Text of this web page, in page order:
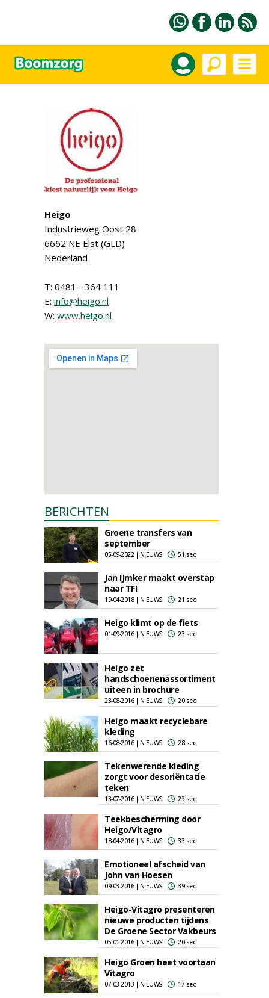
Heigo
Industrieweg Oost 28
6662 NE Elst (GLD)
Nederland
T: 0481 - 364 111
E: info@heigo.nl
W: www.heigo.nl
BERICHTEN
Groene transfers van
september
05-09-2022 | NIEUWS 51 sec
Jan IJmker maakt overstap
naar TFI
19-04-2018 | NIEUWS 21 sec
Heigo klimt op de fiets
01-09-2016 | NIEUWS 23 sec
Heigo zet
handschoenenassortiment
uiteen in brochure
23-08-2016 | NIEUWS 20 sec
Heigo maakt recyclebare
kleding
16-08-2016 | NIEUWS 28 sec
Tekenwerende kleding
zorgt voor desoriëntatie
teken
13-07-2016 | NIEUWS 23 sec
Teekbescherming door
Heigo/Vitagro
18-04-2016 | NIEUWS 33 sec
Emotioneel afscheid van
John van Hoesen
09-03-2016 | NIEUWS 39 sec
Heigo-Vitagro presenteren
nieuwe producten tijdens
De Groene Sector Vakbeurs
05-01-2016 | NIEUWS 20 sec
Heigo Groen heet voortaan
Vitagro
07-03-2013 | NIEUWS 17 sec